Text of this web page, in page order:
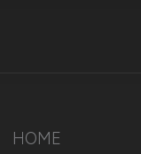
HOME